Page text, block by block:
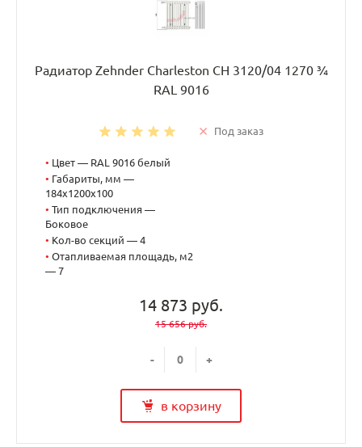
Радиатор Zehnder Charleston CH 3120/04 1270 ¾
RAL 9016
Под заказ
• Цвет — RAL 9016 белый
• Габариты, мм —
184x1200x100
• Тип подключения —
Боковое
• Кол-во секций — 4
• Отапливаемая площадь, м2
— 7
14 873 руб.
15 656 руб.
- +
в корзину